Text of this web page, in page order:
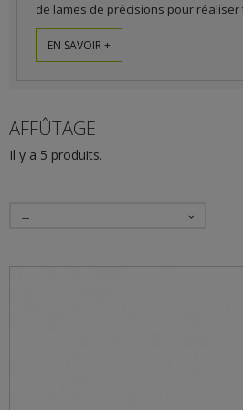
de lames de précisions pour
EN SAVOIR +
AFFÛTAGE
Il y a 5 produits.
--